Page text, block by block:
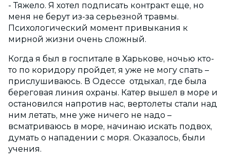
- Тяжело. Я хотел подписать контракт еще, но
меня не берут из-за серьезной травмы.
Психологический момент привыкания к
мирной жизни очень сложный.
Когда я был в госпитале в Харькове, ночью кто-
то по коридору пройдет, я уже не могу спать –
прислушиваюсь. В Одессе отдыхал, где была
береговая линия охраны. Катер вышел в море и
остановился напротив нас, вертолеты стали над
ним летать, мне уже ничего не надо –
всматриваюсь в море, начинаю искать подвох,
думать о нападении с моря. Оказалось, были
учения.